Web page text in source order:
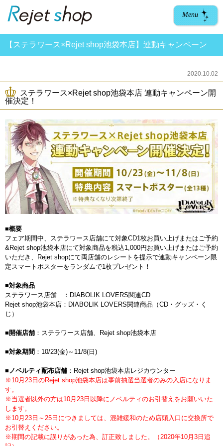
Menu
【ステラワース×Rejet shop池袋本店】連動キャンペーン
2020.10.02
ステラワース×Rejet shop池袋本店 連動キャンペーン開
催決定！
■概要
フェア期間中、ステラワース店舗にて対象CD1枚お買い上げまたはご予約
&Rejet shop池袋本店にて対象商品を税込1,000円お買い上げまたはご予約
いただき、Rejet shopにて両店舗のレシートを提示で連動キャンペーン限
定スマートポスターをランダムで1枚プレゼント！
■対象商品
ステラワース店舗 ：DIABOLIK LOVERS関連CD
Rejet shop池袋本店：DIABOLIK LOVERS関連商品（CD・グッズ・く
じ）
■開催店舗 ：ステラワース店舗、Rejet shop池袋本店
■対象期間 ：10/23(金)～11/8(日)
■ノベルティ配布店舗 ：Rejet shop池袋本店レジカウンター
※10月23日のRejet shop池袋本店は事前抽選当選者のみの入店になりま
す。
※当選者以外の方は10月23日以降にノベルティのお引替えをお願いいた
します。
※10月23日～25日につきましては、混雑緩和のため店頭入口に交換所で
お引替えください。
※期間の記載に誤りがあった為、訂正致しました。（2020年10月3日追